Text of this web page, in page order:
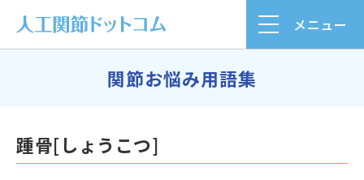
メニュー
関節お悩み用語集
踵骨[しょうこつ]